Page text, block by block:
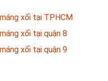
xối tại TPHCM
xối tại quận 8
xối tại quận 9